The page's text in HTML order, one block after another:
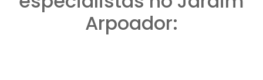
Arpoador: